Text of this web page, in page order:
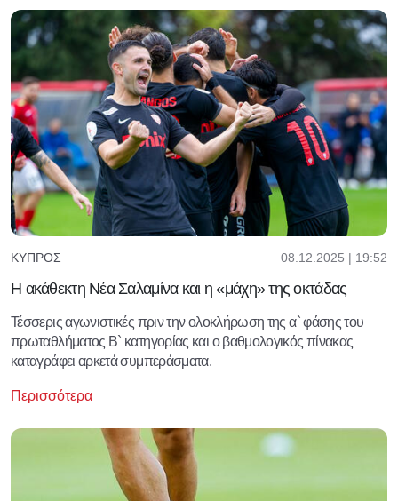
ΚΎΠΡΟΣ 08.12.2025 | 19:52
Η ακάθεκτη Νέα Σαλαμίνα και η «μάχη» της οκτάδας
Τέσσερις αγωνιστικές πριν την ολοκλήρωση της α` φάσης του
πρωταθλήματος Β` κατηγορίας και ο βαθμολογικός πίνακας
καταγράφει αρκετά συμπεράσματα.
Περισσότερα